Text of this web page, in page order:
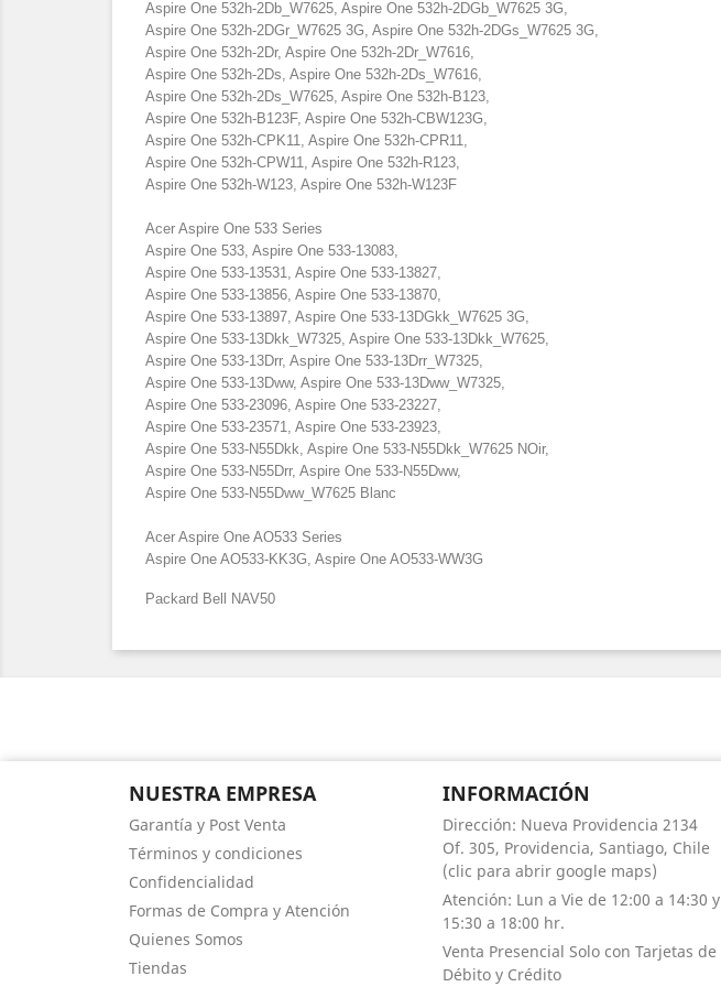
Aspire One 532h-2Db_W7625, Aspire One 532h-2DGb_W7625 3G,
Aspire One 532h-2DGr_W7625 3G, Aspire One 532h-2DGs_W7625 3G,
Aspire One 532h-2Dr, Aspire One 532h-2Dr_W7616,
Aspire One 532h-2Ds, Aspire One 532h-2Ds_W7616,
Aspire One 532h-2Ds_W7625, Aspire One 532h-B123,
Aspire One 532h-B123F, Aspire One 532h-CBW123G,
Aspire One 532h-CPK11, Aspire One 532h-CPR11,
Aspire One 532h-CPW11, Aspire One 532h-R123,
Aspire One 532h-W123, Aspire One 532h-W123F
Acer Aspire One 533 Series
Aspire One 533, Aspire One 533-13083,
Aspire One 533-13531, Aspire One 533-13827,
Aspire One 533-13856, Aspire One 533-13870,
Aspire One 533-13897, Aspire One 533-13DGkk_W7625 3G,
Aspire One 533-13Dkk_W7325, Aspire One 533-13Dkk_W7625,
Aspire One 533-13Drr, Aspire One 533-13Drr_W7325,
Aspire One 533-13Dww, Aspire One 533-13Dww_W7325,
Aspire One 533-23096, Aspire One 533-23227,
Aspire One 533-23571, Aspire One 533-23923,
Aspire One 533-N55Dkk, Aspire One 533-N55Dkk_W7625 NOir,
Aspire One 533-N55Drr, Aspire One 533-N55Dww,
Aspire One 533-N55Dww_W7625 Blanc
Acer Aspire One AO533 Series
Aspire One AO533-KK3G, Aspire One AO533-WW3G
Packard Bell NAV50
NUESTRA EMPRESA
Garantía y Post Venta
Términos y condiciones
Confidencialidad
Formas de Compra y Atención
Quienes Somos
Tiendas
INFORMACIÓN
Dirección: Nueva Providencia 2134
Of. 305, Providencia, Santiago, Chile
(clic para abrir google maps)
Atención: Lun a Vie de 12:00 a 14:30 y
15:30 a 18:00 hr.
Venta Presencial Solo con Tarjetas de
Débito y Crédito